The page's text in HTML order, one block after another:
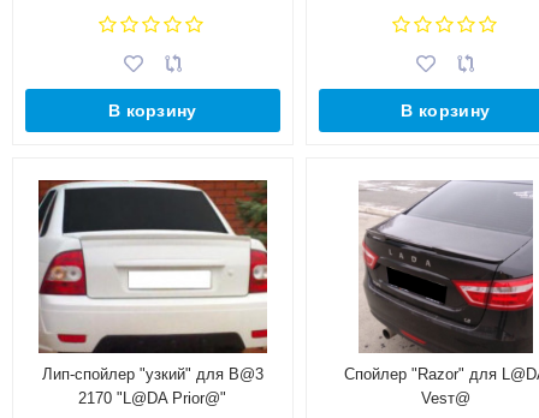
В корзину В корзину
Лип-спойлер "узкий" для B@3
2170 "L@DA Prior@"
Спойлер "Razor" для
Vesт@